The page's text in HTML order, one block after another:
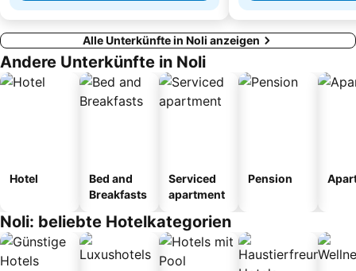
Alle Unterkünfte in Noli anzeigen
Andere Unterkünfte in Noli
Hotel
Bed and
Breakfasts
Serviced
apartment
Pension
Noli: beliebte Hotelkategorien